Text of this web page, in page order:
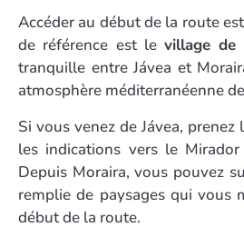
Accéder au début de la route
de référence est le village de
tranquille entre Jávea et
atmosphère méditerranéenne
Si vous venez de Jávea, prenez
les indications vers le
Depuis Moraira, vous pouvez
remplie de paysages qui vous
début de la route.